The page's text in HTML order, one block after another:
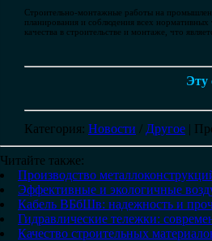
Строительно-монтажные работы на
планирования и соблюдения всех
качества в строительстве и монтаже, что
Эту
Категория: Новости / Другое |
Читайте также:
Производство
Эффективные и экологичные
Кабель ВБбШв: надежность и
Гидравлические тележки:
Качество строительных